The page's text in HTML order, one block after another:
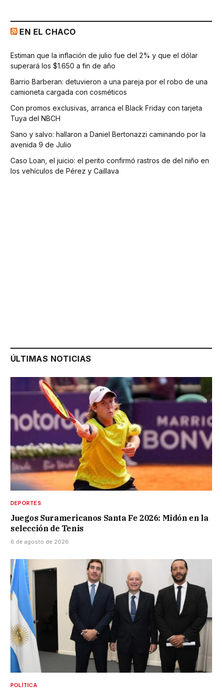
EN EL CHACO
Estiman que la inflación de julio fue del 2% y que el dólar
superará los $1.650 a fin de año
Barrio Barberan: detuvieron a una pareja por el robo de una
camioneta cargada con cosméticos
Con promos exclusivas, arranca el Black Friday con tarjeta
Tuya del NBCH
Sano y salvo: hallaron a Daniel Bertonazzi caminando por la
avenida 9 de Julio
Caso Loan, el juicio: el perito confirmó rastros de del niño en
los vehículos de Pérez y Caillava
ÚLTIMAS NOTICIAS
DEPORTES
Juegos Suramericanos Santa Fe 2026: Midón en la
selección de Tenis
6 de agosto de 2026
POLÍTICA